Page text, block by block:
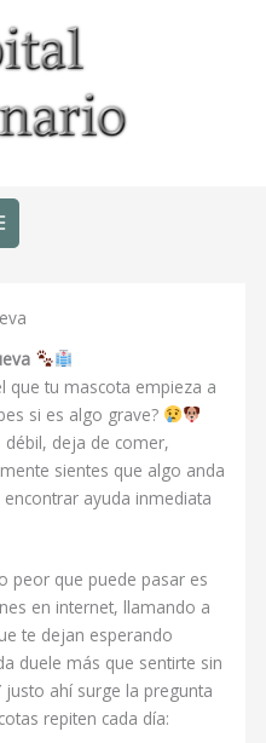
que tu mascota empieza a
si es algo grave?
débil, deja de comer,
sientes que algo anda
ayuda inmediata
peor que puede pasar es
en internet, llamando a
te dejan esperando
duele más que sentirte sin
justo ahí surge la pregunta
repiten cada día: